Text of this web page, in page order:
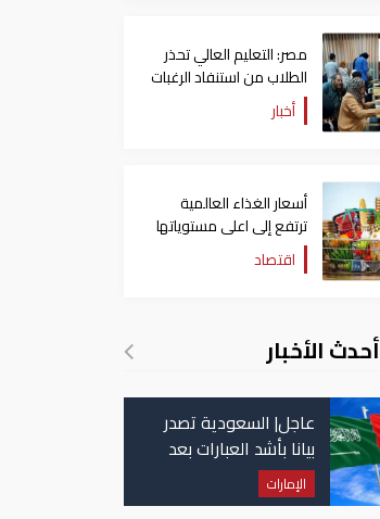
مصر: التعليم العالي تحذر
الطلاب من استنفاد الرغبات
قبل غلق التسجيل
أخبار
أسعار الغذاء العالمية
ترتفع إلى اعلى مستوياتها
منذ 3 سنواتاقتصاد
أحدث الأخبار
عاجل| السعودية تصدر
بيانا بأشد العبارات بعد
استهداف إيران لناقلة
إماراتية
الإمارات